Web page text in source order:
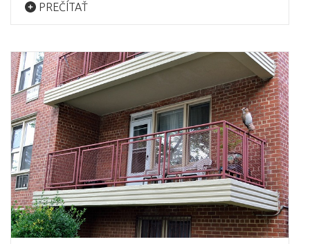
PREČÍTAŤ